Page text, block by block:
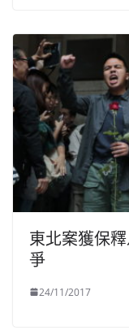
東北案獲保
爭
24/11/2017